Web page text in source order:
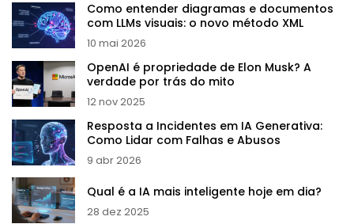
Como entender diagramas e documentos
com LLMs visuais: o novo método XML
10 mai 2026
OpenAI é propriedade de Elon Musk? A
verdade por trás do mito
12 nov 2025
Resposta a Incidentes em IA Generativa:
Como Lidar com Falhas e Abusos
9 abr 2026
Qual é a IA mais inteligente hoje em dia?
28 dez 2025